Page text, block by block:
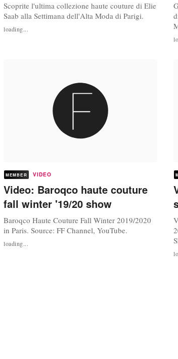
Scoprite l'ultima collezione haute couture di Elie
Saab alla Settimana dell'Alta Moda di Parigi.
loading...
MEMBER VIDEO
Video: Baroqco haute couture
fall winter '19/20 show
Baroqco Haute Couture Fall Winter 2019/2020
in Paris. Source: FF Channel, YouTube.
loading...